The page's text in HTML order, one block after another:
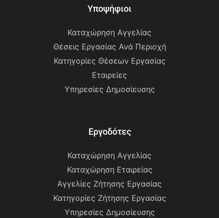
Υποψήφιοι
Καταχώρηση Αγγελίας
Θέσεις Εργασίας Ανά Περιοχή
Κατηγορίες Θέσεων Εργασίας
Εταιρείες
Υπηρεσίες Δημοσίευσης
Εργοδότες
Καταχώρηση Αγγελίας
Καταχώρηση Εταιρείας
Αγγελίες Ζήτησης Εργασίας
Κατηγορίες Ζήτησης Εργασίας
Υπηρεσίες Δημοσίευσης